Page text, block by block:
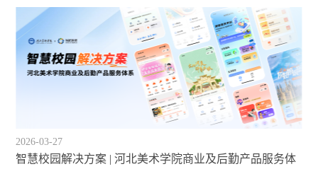
2026-03-27
智慧校园解决方案 | 河北美术学院商业及后勤产品服务体